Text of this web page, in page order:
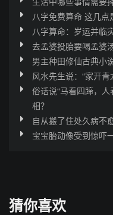
八字免费算命 这几
八字算命：岁运并临
去孟婆投胎要喝孟婆
男主种田修仙古典小
风水先生说：“家开
俗话说“马看四蹄，
相？
自从搬了住处久病不
宝宝胎动像受到惊吓
猜你喜欢